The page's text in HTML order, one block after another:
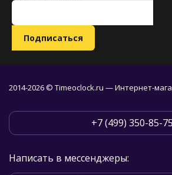
2014-2026 © Timeoclock.ru — Интернет-
+7 (499) 350-85-75
Написать в мессенджеры: